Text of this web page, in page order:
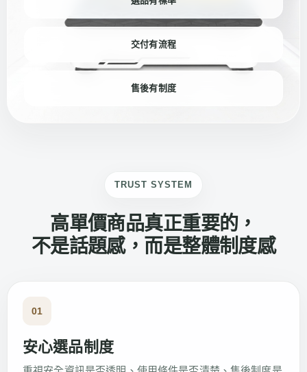
交付有流程
售後有制度
TRUST SYSTEM
高單價商品真正重要的，
不是話題感，而是整體制度感
01
安心選品制度